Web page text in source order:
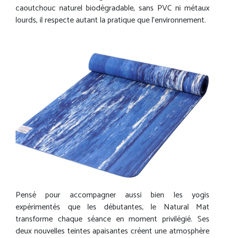
caoutchouc naturel biodégradable, sans PVC ni métaux
lourds, il respecte autant la pratique que l’environnement.
Pensé pour accompagner aussi bien les yogis
expérimentés que les débutantes, le Natural Mat
transforme chaque séance en moment privilégié. Ses
deux nouvelles teintes apaisantes créent une atmosphère